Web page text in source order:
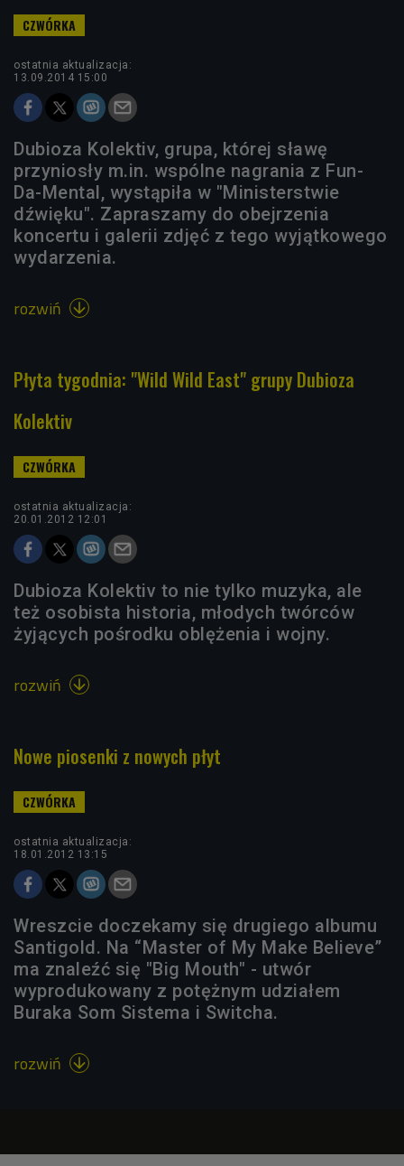
ostatnia aktualizacja:
13.09.2014 15:00
Dubioza Kolektiv, grupa, której sławę
przyniosły m.in. wspólne nagrania z Fun-
Da-Mental, wystąpiła w "Ministerstwie
dźwięku". Zapraszamy do obejrzenia
koncertu i galerii zdjęć z tego wyjątkowego
wydarzenia.
rozwiń 
Płyta tygodnia: "Wild Wild East" grupy Dubioza
Kolektiv
ostatnia aktualizacja:
20.01.2012 12:01
Dubioza Kolektiv to nie tylko muzyka, ale
też osobista historia, młodych twórców
żyjących pośrodku oblężenia i wojny.
rozwiń 
Nowe piosenki z nowych płyt
ostatnia aktualizacja:
18.01.2012 13:15
Wreszcie doczekamy się drugiego albumu
Santigold. Na “Master of My Make Believe”
ma znaleźć się "Big Mouth" - utwór
wyprodukowany z potężnym udziałem
Buraka Som Sistema i Switcha.
rozwiń 